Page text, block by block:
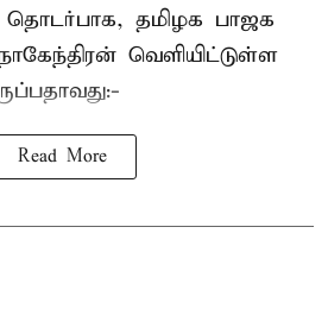
தொடர்பாக, தமிழக பாஜக
வெளியிட்டுள்ள
Read More